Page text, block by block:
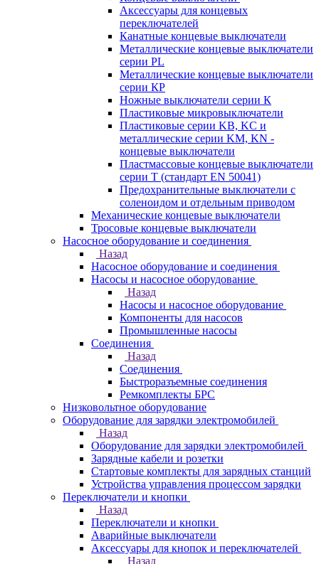
Аксессуары для концевых
переключателей
Канатные концевые выключатели
Металлические концевые выключатели
серии PL
Металлические концевые выключатели
серии КP
Ножные выключатели серии К
Пластиковые микровыключатели
Пластиковые серии KB, KC и
металлические серии KM, KN -
концевые выключатели
Пластмассовые концевые выключатели
серии T (стандарт EN 50041)
Предохранительные выключатели с
соленоидом и отдельным приводом
Механические концевые выключатели
Тросовые концевые выключатели
Насосное оборудование и соединения
Назад
Насосное оборудование и соединения
Насосы и насосное оборудование
Назад
Насосы и насосное оборудование
Компоненты для насосов
Промышленные насосы
Соединения
Назад
Соединения
Быстроразъемные соединения
Ремкомплекты БРС
Низковольтное оборудование
Оборудование для зарядки электромобилей
Назад
Оборудование для зарядки электромобилей
Зарядные кабели и розетки
Стартовые комплекты для зарядных станций
Устройства управления процессом зарядки
Переключатели и кнопки
Назад
Переключатели и кнопки
Аварийные выключатели
Аксессуары для кнопок и переключателей
Назад